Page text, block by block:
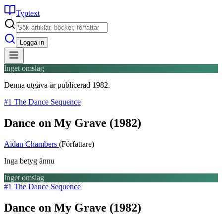
Typtext
Logga in
Inget omslag
Denna utgåva är publicerad 1982.
#1 The Dance Sequence
Dance on My Grave (1982)
Aidan Chambers (Författare)
Inga betyg ännu
Inget omslag
#1 The Dance Sequence
Dance on My Grave (1982)